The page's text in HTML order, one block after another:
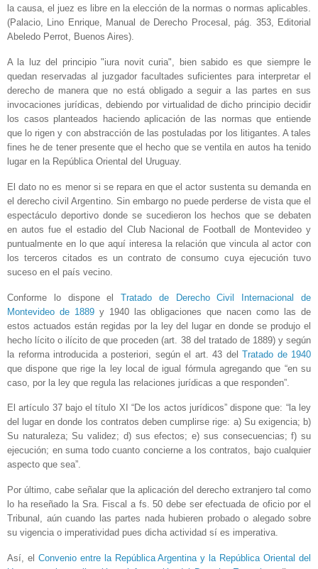
la causa, el juez es libre en la elección de la normas o normas aplicables.
(Palacio, Lino Enrique, Manual de Derecho Procesal, pág. 353, Editorial
Abeledo Perrot, Buenos Aires).
A la luz del principio "iura novit curia", bien sabido es que siempre le
quedan reservadas al juzgador facultades suficientes para interpretar el
derecho de manera que no está obligado a seguir a las partes en sus
invocaciones jurídicas, debiendo por virtualidad de dicho principio decidir
los casos planteados haciendo aplicación de las normas que entiende
que lo rigen y con abstracción de las postuladas por los litigantes. A tales
fines he de tener presente que el hecho que se ventila en autos ha tenido
lugar en la República Oriental del Uruguay.
El dato no es menor si se repara en que el actor sustenta su demanda en
el derecho civil Argentino. Sin embargo no puede perderse de vista que el
espectáculo deportivo donde se sucedieron los hechos que se debaten
en autos fue el estadio del Club Nacional de Football de Montevideo y
puntualmente en lo que aquí interesa la relación que vincula al actor con
los terceros citados es un contrato de consumo cuya ejecución tuvo
suceso en el país vecino.
Conforme lo dispone elTratado de Derecho Civil Internacional de
Montevideo de 1889y 1940 las obligaciones que nacen como las de
estos actuados están regidas por la ley del lugar en donde se produjo el
hecho lícito o ilícito de que proceden (art. 38 del tratado de 1889) y según
la reforma introducida a posteriori, según el art. 43 del Tratado de 1940
que dispone que rige la ley local de igual fórmula agregando que “en su
caso, por la ley que regula las relaciones jurídicas a que responden”.
El artículo 37 bajo el título XI “De los actos jurídicos” dispone que: “la ley
del lugar en donde los contratos deben cumplirse rige: a) Su exigencia; b)
Su naturaleza; Su validez; d) sus efectos; e) sus consecuencias; f) su
ejecución; en suma todo cuanto concierne a los contratos, bajo cualquier
aspecto que sea”.
Por último, cabe señalar que la aplicación del derecho extranjero tal como
lo ha reseñado la Sra. Fiscal a fs. 50 debe ser efectuada de oficio por el
Tribunal, aún cuando las partes nada hubieren probado o alegado sobre
su vigencia o imperatividad pues dicha actividad sí es imperativa.
Así, el Convenio entre la República Argentina y la República Oriental del